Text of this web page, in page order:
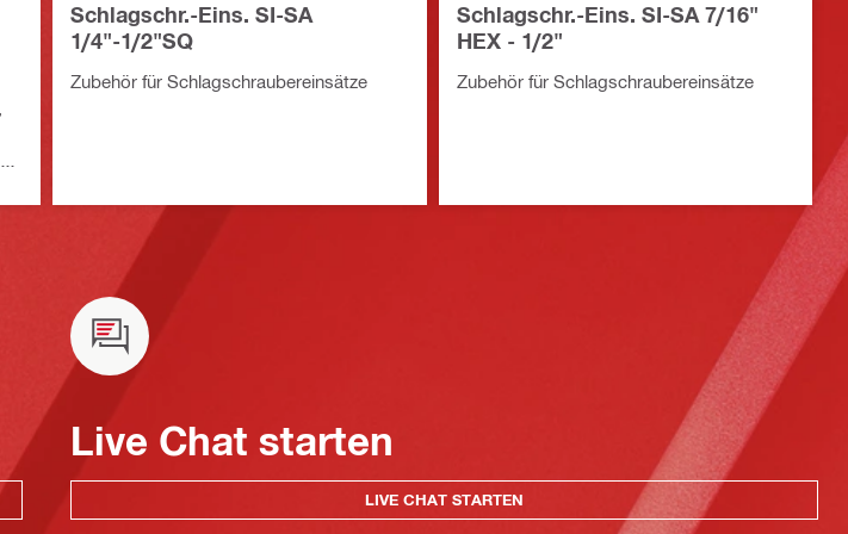
Schlagschr.-Eins. SI-SA
1/4"-1/2"SQ
Zubehör für Schlagschraubereinsätze
Schlagschr.-Eins. SI-SA 7/16"
HEX - 1/2"
Zubehör für Schlagschraubereinsätze
Live Chat starten
LIVE CHAT STARTEN